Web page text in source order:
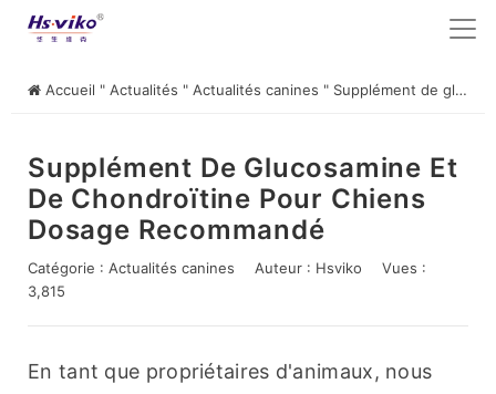
Accueil " Actualités " Actualités canines " Supplément de glucosamine et de chondroïtine pour chiens Dosage recommandé
Supplément De Glucosamine Et
De Chondroïtine Pour Chiens
Dosage Recommandé
Catégorie : Actualités canines Auteur : Hsviko
Vues :
3,815
En tant que propriétaires d'animaux, nous